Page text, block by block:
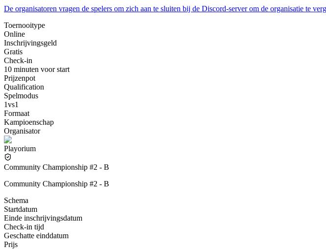
De organisatoren vragen de spelers om zich aan te sluiten bij de Discord-server om de organisatie te
Toernooitype
Online
Inschrijvingsgeld
Gratis
Check-in
10 minuten voor start
Prijzenpot
Qualification
Spelmodus
1vs1
Formaat
Kampioenschap
Organisator
Playorium
Community Championship #2 - B
Community Championship #2 - B
Schema
Startdatum
Einde inschrijvingsdatum
Check-in tijd
Geschatte einddatum
Prijs